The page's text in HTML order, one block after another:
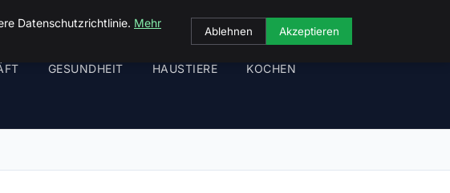
GESUNDHEIT HAUSTIERE KOCHEN
Datenschutzrichtlinie. Mehr
Ablehnen Akzeptieren